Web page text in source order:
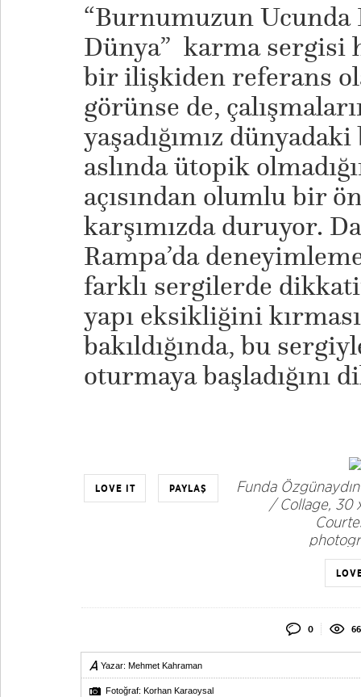
“Burnumuzun
Dünya” karma sergisi
bir ilişkiden referans
görünse de,
yaşadığımız
aslında ütopik
açısından olumlu bir
karşımızda duruyor.
Rampa’da
farklı sergilerde
yapı eksikliğini
bakıldığında, bu
oturmaya başladığını
LOVE IT PAYLAŞ
Funda
/ Collage, 30
0
Yazar: Mehmet Kahraman
Fotoğraf: Korhan Karaoysal